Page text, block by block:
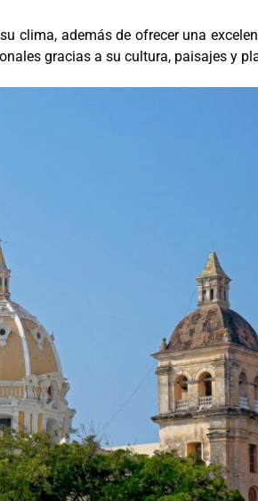
clima, además de ofrecer una
gracias a su cultura, paisajes y